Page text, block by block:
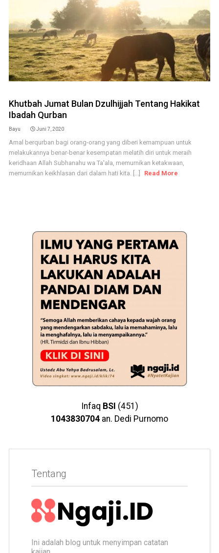
Khutbah Jumat Bulan Dzulhijjah Tentang Hakikat
Ibadah Qurban
Bayu Juni 7, 2020
Amal berqurban bagi orang-orang yang diberi kemampuan untuk
melakukannya benar-benar kesempatan melatih diri untuk meraih
keridhaan Allah Subhanahu wa Ta'ala, memurnikan ketakwaan,
memurnikan keikhlasan dari dalam hati kita. [...]
Read More
Infaq BSI (451)
1043830704 an. Dedi Purnomo
Tentang
Ini adalah blog untuk menyimpan catatan